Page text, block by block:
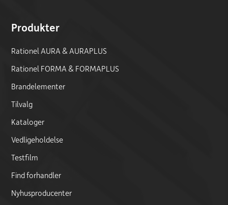
Produkter
Rationel AURA & AURAPLUS
Rationel FORMA & FORMAPLUS
Brandelementer
Tilvalg
Kataloger
Vedligeholdelse
Testfilm
Find forhandler
Nyhusproducenter